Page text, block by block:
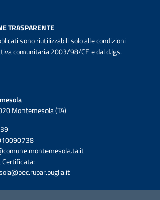
TRASPARENTE
sono riutilizzabili solo alle condizioni
comunitaria 2003/98/CE e dal d.lgs.
Montemesola (TA)